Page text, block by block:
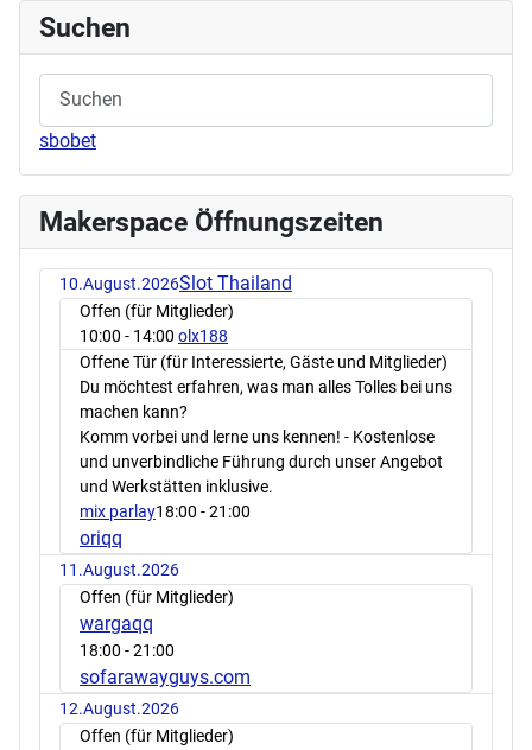
Suchen
sbobet
Makerspace Öffnungszeiten
10.August.2026Slot Thailand
Offen (für Mitglieder)
10:00 - 14:00 olx188
Offene Tür (für Interessierte, Gäste und Mitglieder)
Du möchtest erfahren, was man alles Tolles bei uns
machen kann?
Komm vorbei und lerne uns kennen! - Kostenlose
und unverbindliche Führung durch unser Angebot
und Werkstätten inklusive.
mix parlay18:00 - 21:00
oriqq
11.August.2026
Offen (für Mitglieder)
wargaqq
18:00 - 21:00
sofarawayguys.com
12.August.2026
Offen (für Mitglieder)